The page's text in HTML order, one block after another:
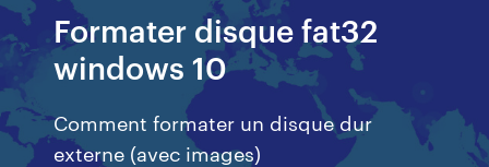
Formater disque fat32
windows 10
Comment formater un disque dur
externe (avec images)